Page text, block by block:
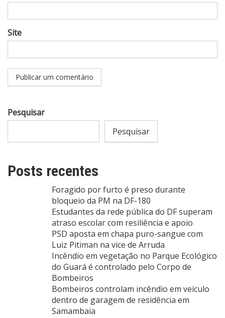
Site
Pesquisar
Pesquisar
Posts recentes
Foragido por furto é preso durante
bloqueio da PM na DF-180
Estudantes da rede pública do DF superam
atraso escolar com resiliência e apoio
PSD aposta em chapa puro-sangue com
Luiz Pitiman na vice de Arruda
Incêndio em vegetação no Parque Ecológico
do Guará é controlado pelo Corpo de
Bombeiros
Bombeiros controlam incêndio em veículo
dentro de garagem de residência em
Samambaia